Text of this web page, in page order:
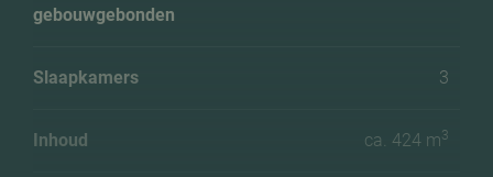
gebouwgebonden
Slaapkamers 3
Inhoud ca. 424 m3